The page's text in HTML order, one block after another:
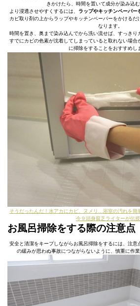
きかけたら、時間を置いて成分が染み込む
より浸透させやすくするには、 ラップやキッチンペーパー
カビ取り剤の上からラップやキッチンペーパーをかけるだ
なります。
時間を置き、奥まで染み込んでから洗い流せば、すっきり
すでにカビの色素が沈着してしまっていると取れない場合
に掃除をすることをおすすめし
そうだったんだ！水アカにカビ、ヌメリ…浴室の汚れを簡
今９頭身貧乏ライターが伝授
お風呂掃除をする際の注意点
安全と清潔をキープしながらお風呂掃除をするには、注意
の緩みが思わぬ事故につながらないように、慎重に作